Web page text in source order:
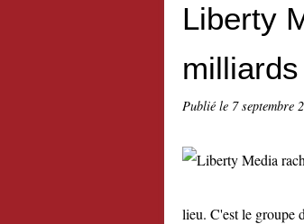
Liberty
Publié le 7 septembre
lieu. C'est le groupe